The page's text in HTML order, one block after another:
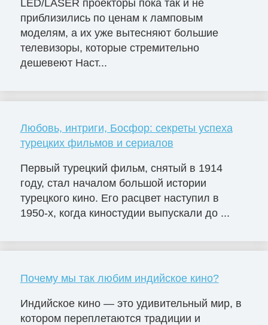
LED/LASER проекторы пока так и не
приблизились по ценам к ламповым
моделям, а их уже вытесняют большие
телевизоры, которые стремительно
дешевеют Наст...
Любовь, интриги, Босфор: секреты успеха
турецких фильмов и сериалов
Первый турецкий фильм, снятый в 1914
году, стал началом большой истории
турецкого кино. Его расцвет наступил в
1950-х, когда киностудии выпускали до ...
Почему мы так любим индийское кино?
Индийское кино — это удивительный мир, в
котором переплетаются традиции и